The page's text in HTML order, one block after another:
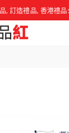
, 訂造禮品, 香港禮品